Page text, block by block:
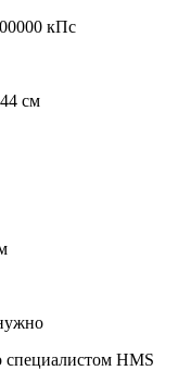
кПс
см
специалистом HMS